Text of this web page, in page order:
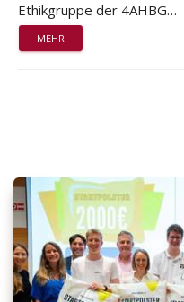
Ethikgruppe der 4AHBG…
MEHR